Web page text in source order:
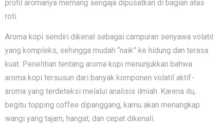
profil aromanya memang sengaja dipusatkan di bagian atas
roti.
Aroma kopi sendiri dikenal sebagai campuran senyawa volatil
yang kompleks, sehingga mudah “naik” ke hidung dan terasa
kuat. Penelitian tentang aroma kopi menunjukkan bahwa
aroma kopi tersusun dari banyak komponen volatil aktif-
aroma yang terdeteksi melalui analisis ilmiah. Karena itu,
begitu topping coffee dipanggang, kamu akan menangkap
wangi yang tajam, hangat, dan cepat dikenali.